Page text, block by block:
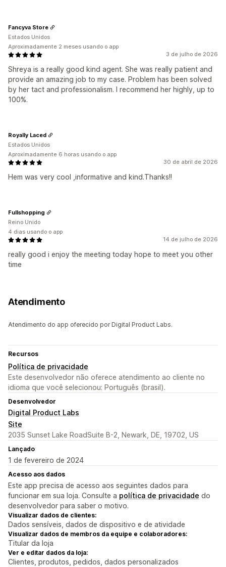
3 de julho de 2026
Shreya is a really good kind agent. She was really patient and
provide an amazing job to my case. Problem has been solved
by her tact and professionalism. I recommend her highly, up to
100%.
Fancyva Store
Estados Unidos
Aproximadamente 2 meses usando o app
30 de abril de 2026
Hem was very cool ,informative and kind.Thanks!!
Royally Laced
Estados Unidos
Aproximadamente 6 horas usando o app
14 de julho de 2026
really good i enjoy the meeting today hope to meet you other
time
Fullshopping
Reino Unido
4 dias usando o app
Atendimento
Atendimento do app oferecido por Digital Product Labs.
Recursos
Política de privacidade
Este desenvolvedor não oferece atendimento ao cliente no
idioma que você selecionou: Português (brasil).
Desenvolvedor
Digital Product Labs
Site
2035 Sunset Lake RoadSuite B-2, Newark, DE, 19702, US
Lançado
1 de fevereiro de 2024
Acesso aos dados
Este app precisa de acesso aos seguintes dados para
funcionar em sua loja. Consulte a política de privacidade do
desenvolvedor para saber o motivo.
Visualizar dados de clientes:
Dados sensíveis, dados de dispositivo e de atividade
Visualizar dados de membros da equipe e colaboradores:
Titular da loja
Ver e editar dados da loja:
Clientes, produtos, pedidos, dados personalizados